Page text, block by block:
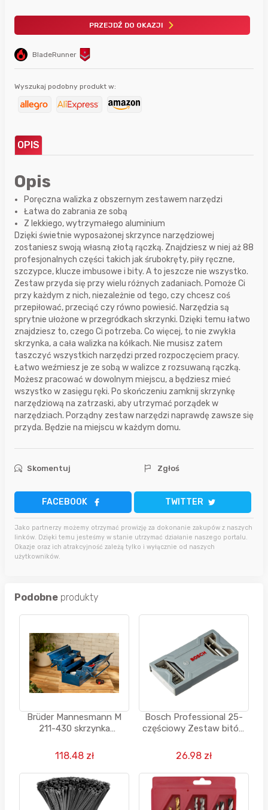
BladeRunner
PRZEJDŹ DO OKAZJI
Wyszukaj podobny produkt w:
OPIS
Opis
Poręczna walizka z obszernym zestawem narzędzi
Łatwa do zabrania ze sobą
Z lekkiego, wytrzymałego aluminium
Dzięki świetnie wyposażonej skrzynce narzędziowej
zostaniesz swoją własną złotą rączką. Znajdziesz w niej aż 88
profesjonalnych części takich jak śrubokręty, piły ręczne,
szczypce, klucze imbusowe i bity. A to jeszcze nie wszystko.
Zestaw przyda się przy wielu różnych zadaniach. Pomoże Ci
przy każdym z nich, niezależnie od tego, czy chcesz coś
przepiłować, przeciąć czy równo powiesić. Narzędzia są
sprytnie ułożone w przegródkach skrzynki. Dzięki temu łatwo
znajdziesz to, czego Ci potrzeba. Co więcej, to nie zwykła
skrzynka, a cała walizka na kółkach. Nie musisz zatem
taszczyć wszystkich narzędzi przed rozpoczęciem pracy.
Łatwo weźmiesz je ze sobą w walizce z rozsuwaną rączką.
Możesz pracować w dowolnym miejscu, a będziesz mieć
wszystko w zasięgu ręki. Po skończeniu zamknij skrzynkę
narzędziową na zatrzaski, aby utrzymać porządek w
narzędziach. Porządny zestaw narzędzi naprawdę zawsze się
przyda. Będzie na miejscu w każdym domu.
Skomentuj Zgłoś
FACEBOOK TWITTER
Jako partnerzy możemy otrzymać prowizję za dokonanie zakupów z naszych
linków. Dzięki temu jesteśmy w stanie utrzymać działanie naszego portalu.
Okazje oraz ich atrakcyjność zależą tylko i wyłącznie od naszych
użytkowników.
Podobne produkty
Brüder Mannesmann M
211-430 skrzynka
118.48 zł
Bosch Professional 25-
częściowy Zestaw bitów
26.98 zł